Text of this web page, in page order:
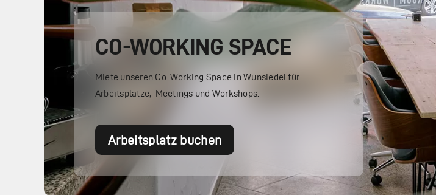
CO-WORKING SPACE
Miete unseren Co-Working Space in Wunsiedel für
Arbeitsplätze, Meetings und Workshops.
Arbeitsplatz buchen